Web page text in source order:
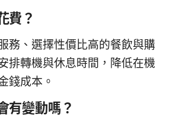
費？
務、選擇性價比高的餐飲與購
排轉機與休息時間，降低在機
錢成本。
有變動嗎？